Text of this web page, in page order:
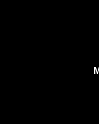
Més informació